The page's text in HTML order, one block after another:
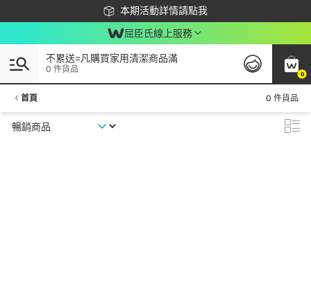
本期活動詳情請點我
下載app最高回饋$350
屈臣氏線上服務
0
不累送=凡購買家用清潔商品滿
0 件貨品
首頁 0 件貨品